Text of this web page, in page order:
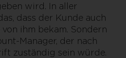
wird. In aller
dass der Kunde auch
ihm bekam. Sondern
Manager, der nach
zuständig sein würde.